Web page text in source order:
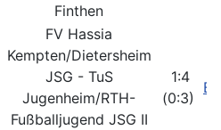
Finthen
FV Hassia
Kempten/Dietersheim
JSG - TuS
Jugenheim/RTH-
Fußballjugend JSG II
1:4
(0:3)